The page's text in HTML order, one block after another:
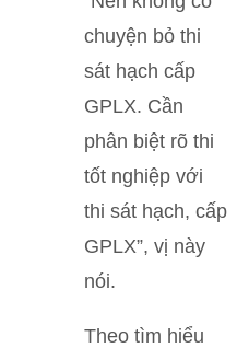
chuyện bỏ thi
sát hạch cấp
GPLX. Cần
phân biệt rõ thi
tốt nghiệp với
thi sát hạch, cấp
GPLX”, vị này
nói.
Theo tìm hiểu